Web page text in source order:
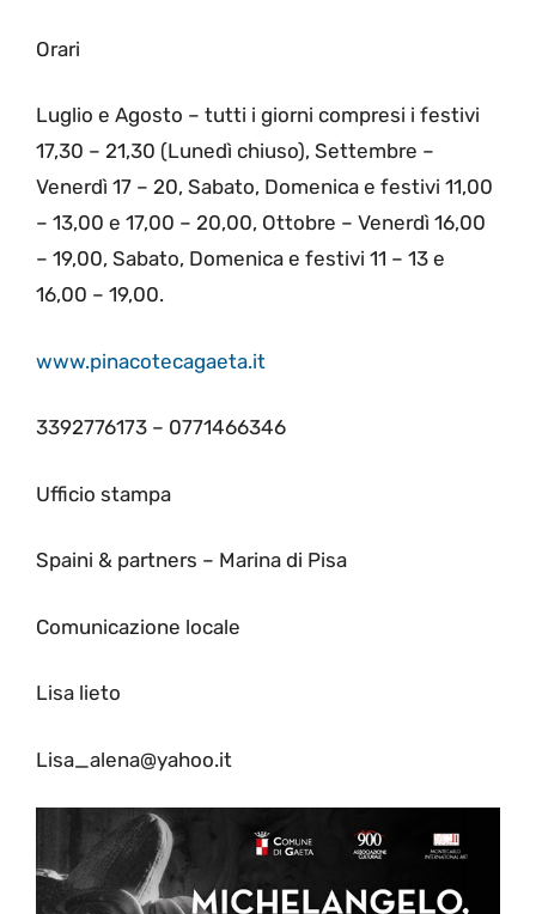
Orari
Luglio e Agosto – tutti i giorni compresi i festivi
17,30 – 21,30 (Lunedì chiuso), Settembre –
Venerdì 17 – 20, Sabato, Domenica e festivi 11,00
– 13,00 e 17,00 – 20,00, Ottobre – Venerdì 16,00
– 19,00, Sabato, Domenica e festivi 11 – 13 e
16,00 – 19,00.
www.pinacotecagaeta.it
3392776173 – 0771466346
Ufficio stampa
Spaini & partners – Marina di Pisa
Comunicazione locale
Lisa lieto
Lisa_alena@yahoo.it